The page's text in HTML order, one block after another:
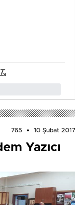
765 10 Şubat 2017
Yazıcı